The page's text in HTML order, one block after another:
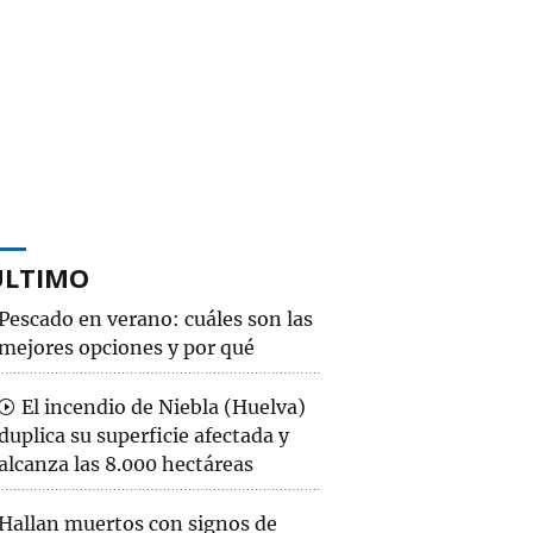
en verano: cuáles son las
opciones y por qué
El incendio de Niebla (Huelva)
su superficie afectada y
las 8.000 hectáreas
muertos con signos de